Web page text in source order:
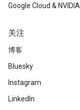
Google Cloud & NVIDIA
关注
博客
Bluesky
Instagram
LinkedIn